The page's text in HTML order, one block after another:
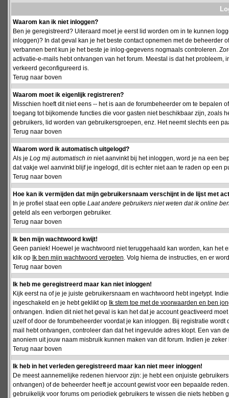
Waarom kan ik niet inloggen?
Ben je geregistreerd? Uiteraard moet je eerst lid worden om in te kunnen
inloggen)? In dat geval kan je het beste contact opnemen met de beheerder
verbannen bent kun je het beste je inlog-gegevens nogmaals controleren.
activatie-e-mails hebt ontvangen van het forum. Meestal is dat het
verkeerd geconfigureerd is.
Terug naar boven
Waarom moet ik eigenlijk registreren?
Misschien hoeft dit niet eens -- het is aan de forumbeheerder om te bepalen
toegang tot bijkomende functies die voor gasten niet beschikbaar zijn,
gebruikers, lid worden van gebruikersgroepen, enz. Het neemt slechts een
Terug naar boven
Waarom word ik automatisch uitgelogd?
Als je Log mij automatisch in niet aanvinkt bij het inloggen, word je na een
dat vakje wel aanvinkt blijf je ingelogd, dit is echter niet aan te raden op een
Terug naar boven
Hoe kan ik vermijden dat mijn gebruikersnaam verschijnt in de lijst met
In je profiel staat een optie Laat andere gebruikers niet weten dat ik online
geteld als een verborgen gebruiker.
Terug naar boven
Ik ben mijn wachtwoord kwijt!
Geen paniek! Hoewel je wachtwoord niet teruggehaald kan worden, kan
klik op Ik ben mijn wachtwoord vergeten. Volg hierna de instructies, en er
Terug naar boven
Ik heb me geregistreerd maar kan niet inloggen!
Kijk eerst na of je je juiste gebruikersnaam en wachtwoord hebt ingetypt.
ingeschakeld en je hebt geklikt op Ik stem toe met de voorwaarden en ben
ontvangen. Indien dit niet het geval is kan het dat je account geactiveerd
uzelf of door de forumbeheerder voordat je kan inloggen. Bij registratie
mail hebt ontvangen, controleer dan dat het ingevulde adres klopt. Een van
anoniem uit jouw naam misbruik kunnen maken van dit forum. Indien je
Terug naar boven
Ik heb in het verleden geregistreerd maar kan niet meer inloggen!
De meest aannemelijke redenen hiervoor zijn: je hebt een onjuiste
ontvangen) of de beheerder heeft je account gewist voor een bepaalde
gebruikelijk voor forums om periodiek gebruikers te wissen die niets